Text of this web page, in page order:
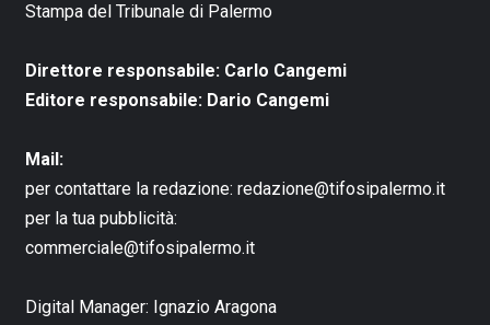
Stampa del Tribunale di Palermo
Direttore responsabile: Carlo Cangemi
Editore responsabile: Dario Cangemi
Mail:
per contattare la redazione: redazione@tifosipalermo.it
per la tua pubblicità:
commerciale@tifosipalermo.it
Digital Manager: Ignazio Aragona